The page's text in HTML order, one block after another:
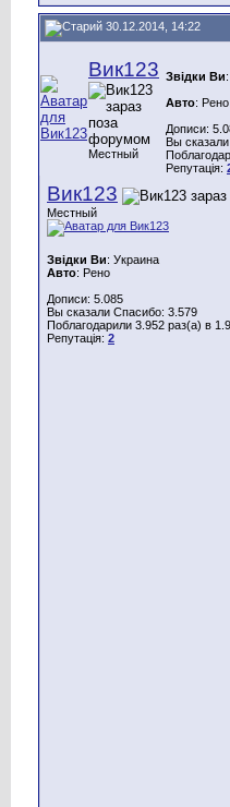
30.12.2014, 14:22
Вик123
Местный
Звідки Ви
Авто: Рено
Дописи:
Вы
Репутація:
Вик123
Местный
Звідки Ви: Украина
Авто: Рено
Дописи: 5.085
Вы сказали Спасибо: 3.579
Поблагодарили 3.952 раз(а) в
Репутація: 2